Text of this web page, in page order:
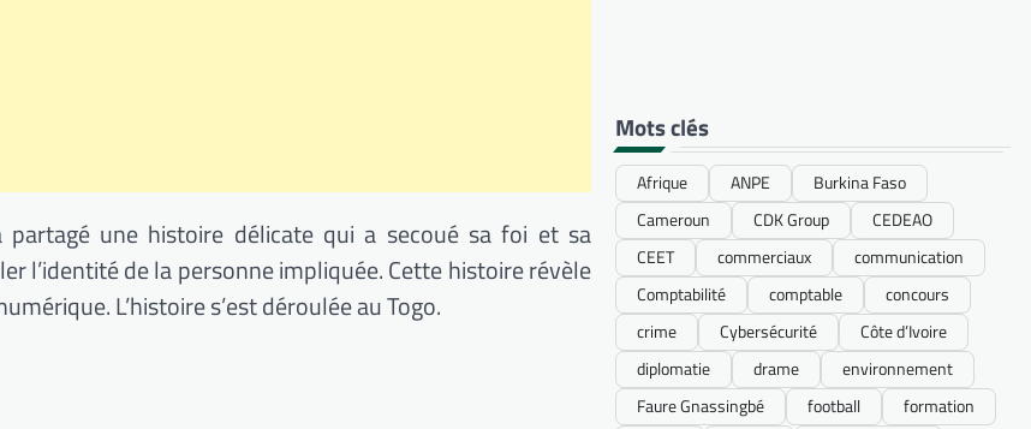
une histoire délicate qui a secoué sa foi et sa
l’identité de la personne impliquée. Cette histoire révèle
L’histoire s’est déroulée au Togo.
Mots clés
Afrique ANPE
Burkina Faso
Cameroun
CDK Group
CEDEAO
CEET
commerciaux
communication
Comptabilité
comptable
concours
crime
Cybersécurité
Côte d’Ivoire
diplomatie
drame
environnement
Faure Gnassingbé
football
formation